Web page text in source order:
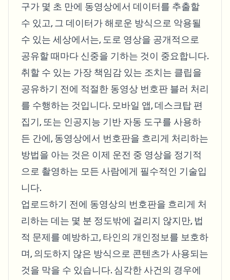
구가 몇 초 만에 동영상에서 데이터를 추출할
수 있고, 그 데이터가 해로운 방식으로 악용될
수 있는 세상에서는, 도로 영상을 공개적으로
공유할 때마다 신중을 기하는 것이 중요합니다.
취할 수 있는 가장 책임감 있는 조치는 클립을
공유하기 전에 적절한 동영상 번호판 블러 처리
를 수행하는 것입니다. 모바일 앱, 데스크탑 편
집기, 또는 인공지능 기반 자동 도구를 사용하
든 간에, 동영상에서 번호판을 흐리게 처리하는
방법을 아는 것은 이제 운전 중 영상을 정기적
으로 촬영하는 모든 사람에게 필수적인 기술입
니다.
업로드하기 전에 동영상의 번호판을 흐리게 처
리하는 데는 몇 분 정도밖에 걸리지 않지만, 법
적 문제를 예방하고, 타인의 개인정보를 보호하
며, 의도하지 않은 방식으로 콘텐츠가 사용되는
것을 막을 수 있습니다. 심각한 사건의 경우에